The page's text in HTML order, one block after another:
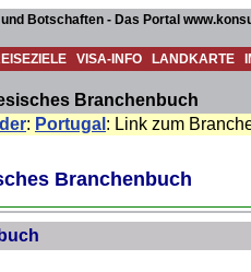
Botschaften - Das Portal
VISA-INFO LANDKARTE
Branchenbuch
: Portugal : Link zum
Branchenbuch